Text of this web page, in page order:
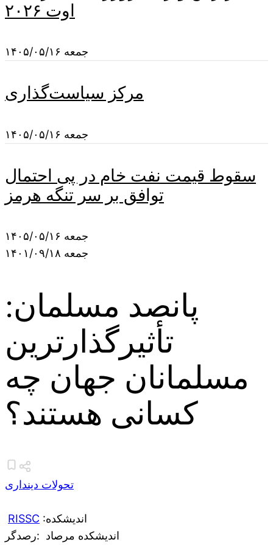
اوت ۲۰۲۶
جمعه ۱۴۰۵/۰۵/۱۶
مرکز سیاست‌گذاری
جمعه ۱۴۰۵/۰۵/۱۶
سقوط قیمت نفت خام در پی احتمال
توافق بر سر تنگه هرمز
جمعه ۱۴۰۵/۰۵/۱۶
جمعه ۱۴۰۱/۰۹/۱۸
پانصد مسلمان:
تأثیرگذارترین
مسلمانان جهان چه
کسانی هستند؟
تحولات دینداری
RISSC :اندیشکده
اندیشکده مرصاد :رصدگر